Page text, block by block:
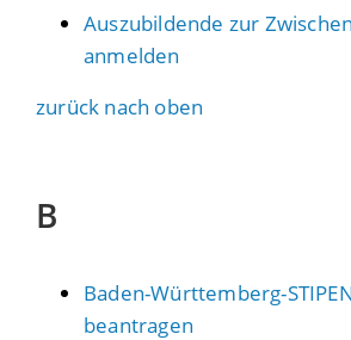
Auszubildende zur
anmelden
zurück nach oben
B
Baden-Württemberg-
beantragen